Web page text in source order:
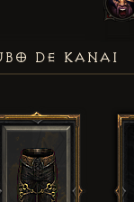
DE KANAI